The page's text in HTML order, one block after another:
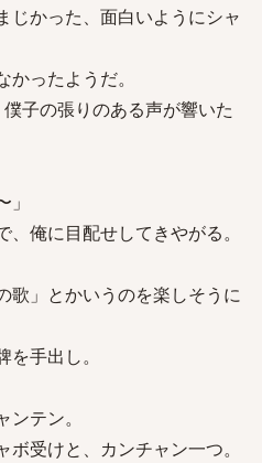
じかった、面白いようにシャ
ったようだ。
子の張りのある声が響いた
俺に目配せしてきやがる。
歌」とかいうのを楽しそうに
手出し。
テン。
受けと、カンチャン一つ。